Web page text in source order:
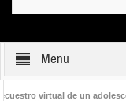
Menu
virtual de un